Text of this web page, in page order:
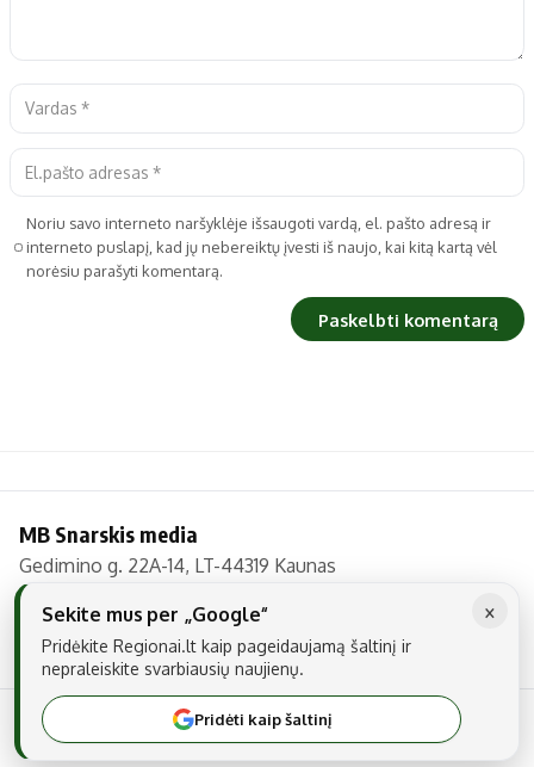
Noriu savo interneto naršyklėje išsaugoti vardą, el. pašto adresą ir
interneto puslapį, kad jų nebereiktų įvesti iš naujo, kai kitą kartą vėl
norėsiu parašyti komentarą.
MB Snarskis media
Gedimino g. 22A-14, LT-44319 Kaunas
Tel.: +370 606 17737
El. paštas: info@regionai.lt
© 2026 Visos teisės saugomos. Kopijuoti be raštiško sutikimo yra
draudžiama.
×
Sekite mus per „Google“
Pridėkite Regionai.lt kaip pageidaujamą šaltinį ir
nepraleiskite svarbiausių naujienų.
Pridėti kaip šaltinį